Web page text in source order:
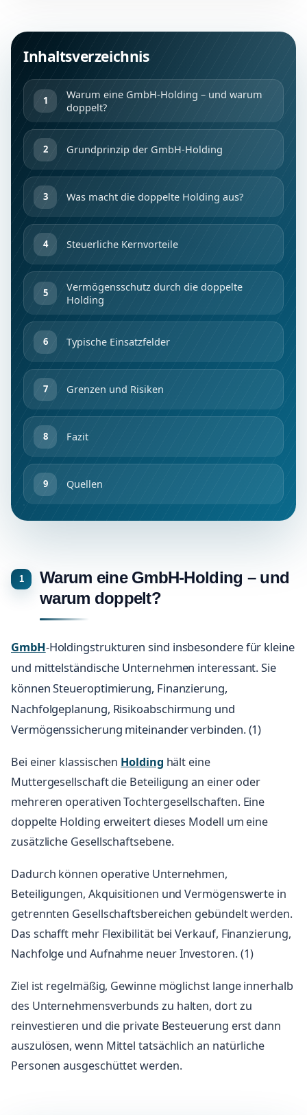
Inhaltsverzeichnis
Warum eine GmbH-Holding – und warum
doppelt?
Grundprinzip der GmbH-Holding
Was macht die doppelte Holding aus?
Steuerliche Kernvorteile
Vermögensschutz durch die doppelte
Holding
Typische Einsatzfelder
Grenzen und Risiken
Fazit
Quellen
Warum eine GmbH-Holding – und
warum doppelt?
GmbH-Holdingstrukturen sind insbesondere für kleine
und mittelständische Unternehmen interessant. Sie
können Steueroptimierung, Finanzierung,
Nachfolgeplanung, Risikoabschirmung und
Vermögenssicherung miteinander verbinden. (1)
Bei einer klassischen Holding hält eine
Muttergesellschaft die Beteiligung an einer oder
mehreren operativen Tochtergesellschaften. Eine
doppelte Holding erweitert dieses Modell um eine
zusätzliche Gesellschaftsebene.
Dadurch können operative Unternehmen,
Beteiligungen, Akquisitionen und Vermögenswerte in
getrennten Gesellschaftsbereichen gebündelt werden.
Das schafft mehr Flexibilität bei Verkauf, Finanzierung,
Nachfolge und Aufnahme neuer Investoren. (1)
Ziel ist regelmäßig, Gewinne möglichst lange innerhalb
des Unternehmensverbunds zu halten, dort zu
reinvestieren und die private Besteuerung erst dann
auszulösen, wenn Mittel tatsächlich an natürliche
Personen ausgeschüttet werden.